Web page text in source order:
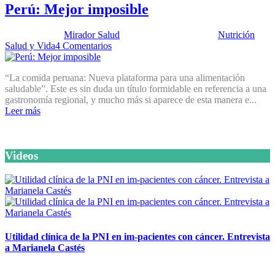
Perú: Mejor imposible
Mirador Salud Nutrición
Salud y Vida4 Comentarios
“La comida peruana: Nueva plataforma para una alimentación
saludable”. Este es sin duda un título formidable en referencia a una
gastronomía regional, y mucho más si aparece de esta manera e...
Leer más
Videos
Utilidad clínica de la PNI en im-pacientes con cáncer. Entrevista
a Marianela Castés